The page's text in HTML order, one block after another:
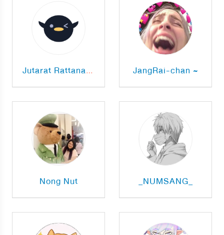
Jutarat Rattanachai JangRai-chan ~
Nong Nut _NUMSANG_